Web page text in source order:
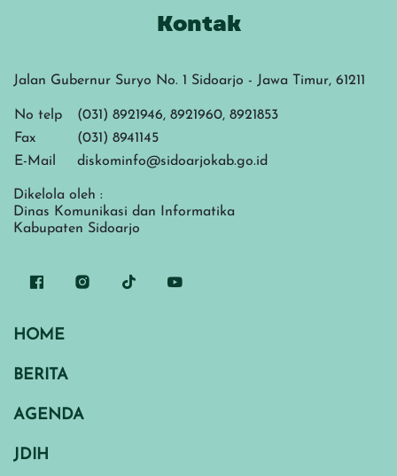
Kontak
Jalan Gubernur Suryo No. 1 Sidoarjo - Jawa Timur, 61211
No telp
(031) 8921946, 8921960, 8921853
Fax
(031) 8941145
E-Mail
diskominfo@sidoarjokab.go.id
Dikelola oleh :
Dinas Komunikasi dan Informatika
Kabupaten Sidoarjo
HOME
BERITA
AGENDA
JDIH